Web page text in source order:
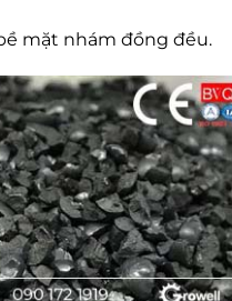
mặt nhám đồng đều.